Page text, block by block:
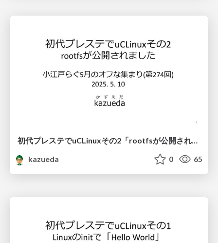
初代プレステでuCLinuxその2「rootfsが公開されました」
kazueda
0 65